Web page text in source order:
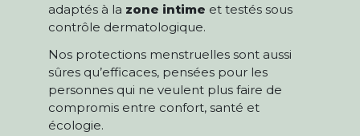
adaptés à la zone intime et testés sous
contrôle dermatologique.
Nos protections menstruelles sont aussi
sûres qu’efficaces, pensées pour les
personnes qui ne veulent plus faire de
compromis entre confort, santé et
écologie.